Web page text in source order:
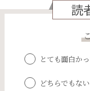
読
とても面白か
どちらでもない